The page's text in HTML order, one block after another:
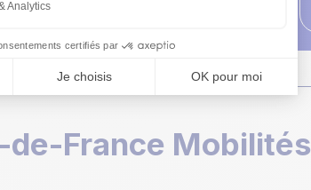
de-France Mobilités